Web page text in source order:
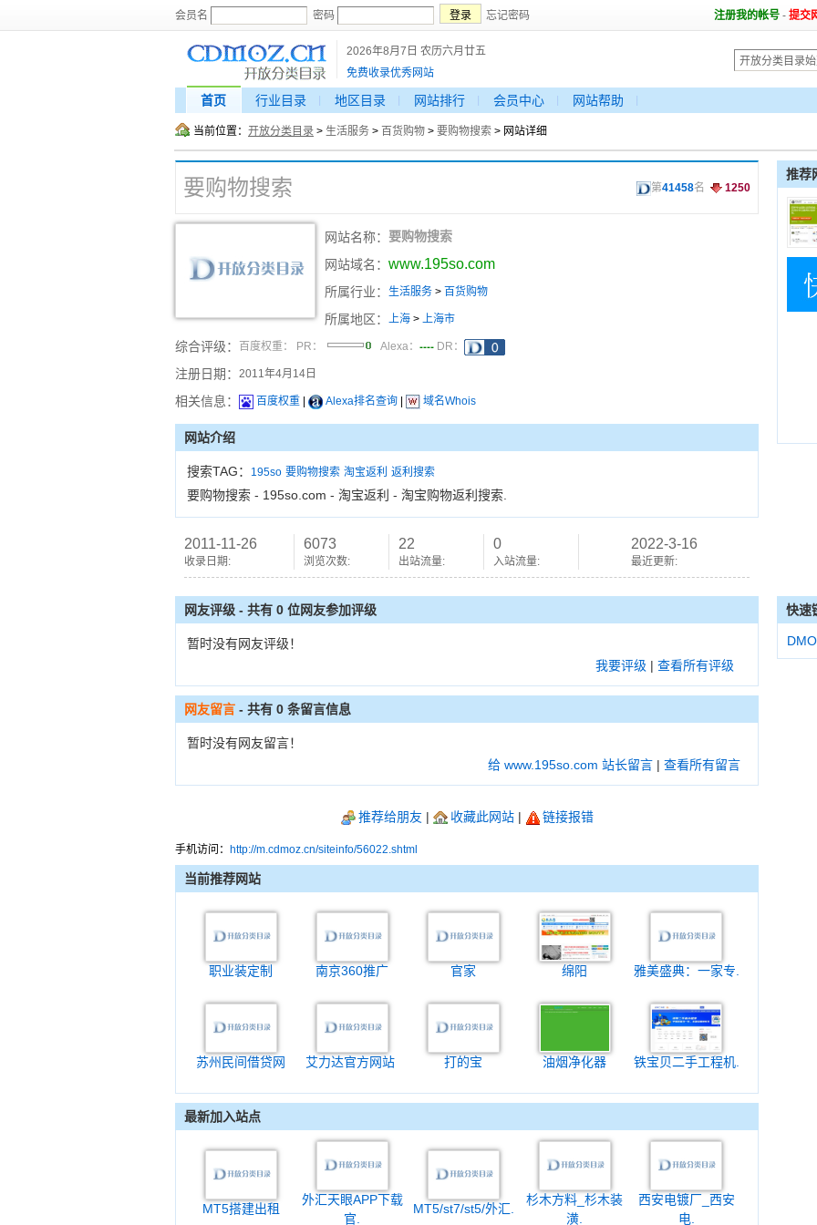
会员名 密码 忘记密码 注册我的帐号 - 提交
2026年8月7日 农历六月廿五
免费收录优秀网站
首页 行业目录 地区目录 网站排行 会员中心 网站帮助
当前位置： 开放分类目录 > 生活服务 > 百货购物 > 要购物搜索 > 网站详细
要购物搜索 第41458名 1250
网站名称： 要购物搜索
网站域名： www.195so.com
所属行业： 生活服务 > 百货购物
所属地区： 上海 > 上海市
综合评级： 百度权重： PR： Alexa： ---- DR：
注册日期： 2011年4月14日
相关信息： 百度权重 Alexa排名查询 域名Whois
网站介绍
搜索TAG： 195so 要购物搜索 淘宝返利 返利搜索
要购物搜索 - 195so.com - 淘宝返利 - 淘宝购物返利搜索.
2011-11-26
收录日期:
6073
浏览次数:
22
出站流量:
0
入站流量:
2022-3-16
最近更新:
推荐
网友评级 - 共有 0 位网友参加评级
暂时没有网友评级！
我要评级 | 查看所有评级
网友留言 - 共有 0 条留言信息
暂时没有网友留言！
给 www.195so.com 站长留言 | 查看所有留言
推荐给朋友 | 收藏此网站| 链接报错
手机访问： http://m.cdmoz.cn/siteinfo/56022.shtml
当前推荐网站
职业装定制 南京360推广 官家 绵阳 雅美盛典：一家专.
苏州民间借贷网 艾力达官方网站 打的宝 油烟净化器 铁宝贝二手工程机.
最新加入站点
MT5搭建出租
外汇天眼APP下载
官.
MT5/st7/st5/外汇.
杉木方料_杉木装
潢.
西安电镀厂_西安
电.
快速